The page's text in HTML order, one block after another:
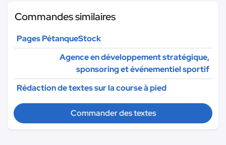
Commandes similaires
Pages PétanqueStock
Agence en développement stratégique,
sponsoring et événementiel sportif
Rédaction de textes sur la course à pied
Commander des textes